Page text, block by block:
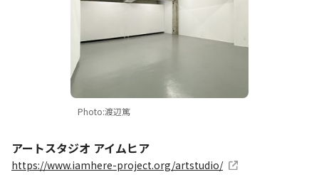
Photo:渡辺篤
アートスタジオ アイムヒア
https://www.iamhere-project.org/artstudio/